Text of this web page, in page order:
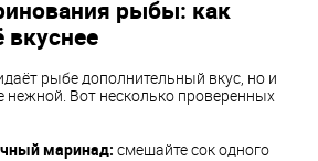
рыбы: как
вкуснее
рыбе дополнительный вкус, но и
нежной. Вот несколько проверенных
маринад: смешайте сок одного